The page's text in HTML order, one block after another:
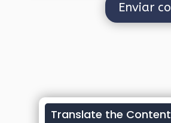
Translate the Content